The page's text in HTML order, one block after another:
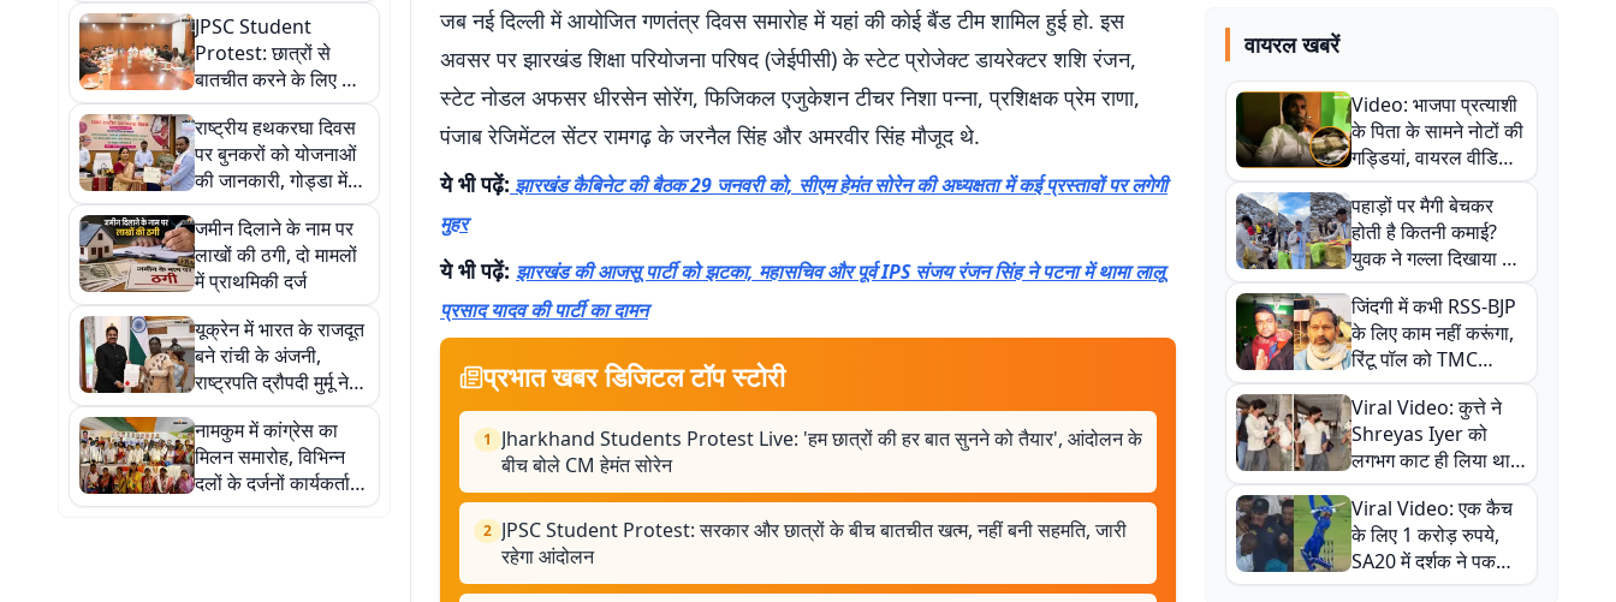
जारी रहेगा आंदोलन
JPSC Student
Protest: छात्रों से
बातचीत करने के लिए कैसे
तैयार हुई सरकार? जानें
14वें दिन कैसे खुला रास्ता
राष्ट्रीय हथकरघा दिवस
पर बुनकरों को योजनाओं
की जानकारी, गोड्डा में
प्रशिक्षण केंद्र का
उद्घाटन
जमीन दिलाने के नाम पर
लाखों की ठगी, दो मामलों
में प्राथमिकी दर्ज
यूक्रेन में भारत के राजदूत
बने रांची के अंजनी,
राष्ट्रपति द्रौपदी मुर्मू ने
सौंपा नियुक्ति पत्र
नामकुम में कांग्रेस का
मिलन समारोह, विभिन्न
दलों के दर्जनों कार्यकर्ता
पार्टी में शामिल
जब नई दिल्ली में आयोजित गणतंत्र दिवस समारोह में यहां की कोई बैंड टीम शामिल हुई हो. इस
अवसर पर झारखंड शिक्षा परियोजना परिषद (जेईपीसी) के स्टेट प्रोजेक्ट डायरेक्टर शशि रंजन,
स्टेट नोडल अफसर धीरसेन सोरेंग, फिजिकल एजुकेशन टीचर निशा पन्ना, प्रशिक्षक प्रेम राणा,
पंजाब रेजिमेंटल सेंटर रामगढ़ के जरनैल सिंह और अमरवीर सिंह मौजूद थे.
ये भी पढ़ें: झारखंड कैबिनेट की बैठक 29 जनवरी को, सीएम हेमंत सोरेन की अध्यक्षता में कई प्रस्तावों पर लगेगी
मुहर
ये भी पढ़ें: झारखंड की आजसू पार्टी को झटका, महासचिव और पूर्व IPS संजय रंजन सिंह ने पटना में थामा लालू
प्रसाद यादव की पार्टी का दामन
प्रभात खबर डिजिटल टॉप स्टोरी
1
Jharkhand Students Protest Live: 'हम छात्रों की हर बात सुनने को तैयार', आंदोलन के
बीच बोले CM हेमंत सोरेन
2 JPSC Student Protest: सरकार और छात्रों के बीच बातचीत खत्म, नहीं बनी सहमति, जारी
रहेगा आंदोलन
वायरल खबरें
Video: भाजपा प्रत्याशी
के पिता के सामने नोटों की
गड्डियां, वायरल वीडियो
से राजनीति में उबाल,
अजित महतो बोले- TMC
की गंदी चाल
पहाड़ों पर मैगी बेचकर
होती है कितनी कमाई?
युवक ने गल्ला दिखाया तो
नौकरी वालों के खड़े हो गए
कान
जिंदगी में कभी RSS-BJP
के लिए काम नहीं करूंगा,
रिंटू पॉल को TMC
ऑफिस में ले जाकर पीटा,
Video वायरल
Viral Video: कुत्ते ने
Shreyas Iyer को
लगभग काट ही लिया था,
न्यूजीलैंड सीरीज से पहले
बाल-बाल बचे
Viral Video: एक कैच
के लिए 1 करोड़ रुपये,
SA20 में दर्शक ने पकड़ा
एक हाथ से गजब का कैच